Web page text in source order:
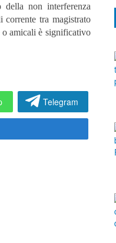
non interferenza
tra magistrato
o amicali è significativo
Telegram